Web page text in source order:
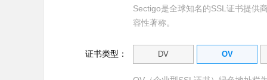
Sectigo是全球知名的SSL证书提供
容性著称。
证书类型： DV OV